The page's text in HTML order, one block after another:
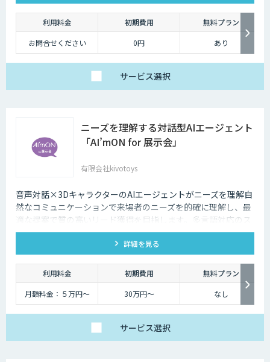
利用料金 初期費用
無料プラン
お問合せください
0円 あり
サービス選択
ニーズを理解する対話型AIエージェント
「AI’mON for 展示会」
有限会社kivotoys
音声対話×3DキャラクターのAIエージェントがニーズを理解自
然なコミュニケーションで来場者のニーズを的確に理解し、最
適な提案で質の高いリード獲得を目指します。多言語対応のス
タッフとして、人件費削減も実現。対話記録の取得・分析で展
示会後の追客も確実な成果へ。詳細を見る
利用料金 初期費用
無料プラン
月額料金：５万円〜
30万円〜 なし
サービス選択